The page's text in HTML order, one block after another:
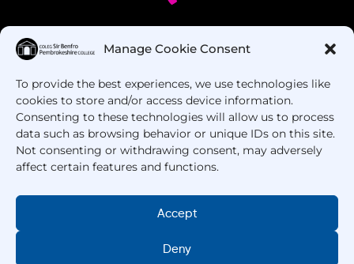
Manage Cookie Consent
To provide the best experiences, we use technologies like
cookies to store and/or access device information.
Consenting to these technologies will allow us to process
data such as browsing behavior or unique IDs on this site.
Not consenting or withdrawing consent, may adversely
affect certain features and functions.
Accept
Deny
Oes gennych chi gwestiynau? Ffoniwch ni!
+44 1437 753 000
Coleg Sir Benfro
Hawl.